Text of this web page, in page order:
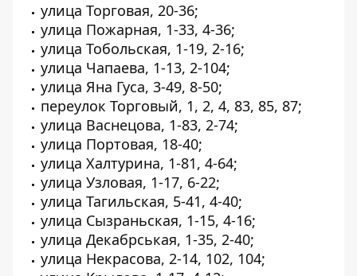
улица Торговая, 20-36;
улица Пожарная, 1-33, 4-36;
улица Тобольская, 1-19, 2-16;
улица Чапаева, 1-13, 2-104;
улица Яна Гуса, 3-49, 8-50;
переулок Торговый, 1, 2, 4, 83, 85, 87;
улица Васнецова, 1-83, 2-74;
улица Портовая, 18-40;
улица Халтурина, 1-81, 4-64;
улица Узловая, 1-17, 6-22;
улица Тагильская, 5-41, 4-40;
улица Сызраньская, 1-15, 4-16;
улица Декабрськая, 1-35, 2-40;
улица Некрасова, 2-14, 102, 104;